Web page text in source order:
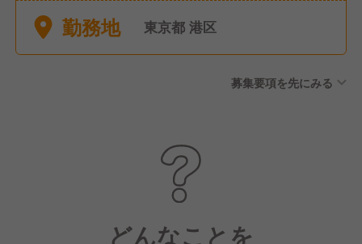
勤務地 東京都 港区
募集要項を先にみる
どんなことを